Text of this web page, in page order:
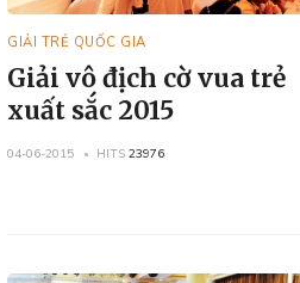
GIẢI TRẺ QUỐC GIA
Giải vô địch cờ vua trẻ
xuất sắc 2015
04-06-2015 HITS 23976